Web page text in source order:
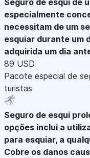
especialmente
necessitam de um
esquiar durante um
adquirida um dia
89 USD
Pacote especial de
turistas
Seguro de esqui
opções inclui a
para esquiar, a
Cobre os danos